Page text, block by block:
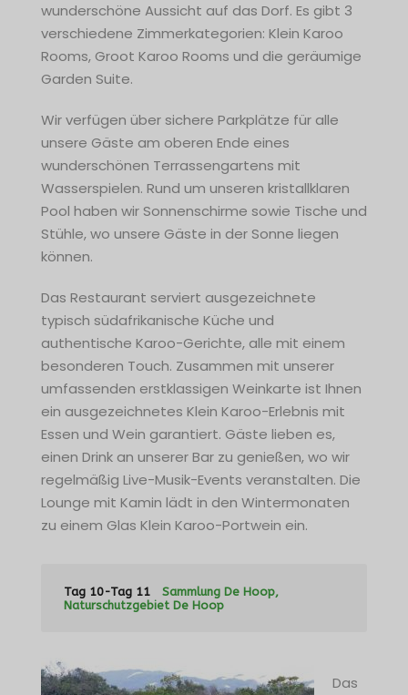
wunderschöne Aussicht auf das Dorf. Es gibt 3
verschiedene Zimmerkategorien: Klein Karoo
Rooms, Groot Karoo Rooms und die geräumige
Garden Suite.
Wir verfügen über sichere Parkplätze für alle
unsere Gäste am oberen Ende eines
wunderschönen Terrassengartens mit
Wasserspielen. Rund um unseren kristallklaren
Pool haben wir Sonnenschirme sowie Tische und
Stühle, wo unsere Gäste in der Sonne liegen
können.
Das Restaurant serviert ausgezeichnete
typisch südafrikanische Küche und
authentische Karoo-Gerichte, alle mit einem
besonderen Touch. Zusammen mit unserer
umfassenden erstklassigen Weinkarte ist Ihnen
ein ausgezeichnetes Klein Karoo-Erlebnis mit
Essen und Wein garantiert. Gäste lieben es,
einen Drink an unserer Bar zu genießen, wo wir
regelmäßig Live-Musik-Events veranstalten. Die
Lounge mit Kamin lädt in den Wintermonaten
zu einem Glas Klein Karoo-Portwein ein.
Tag 10-Tag 11
Sammlung De Hoop,
Naturschutzgebiet De Hoop
Das